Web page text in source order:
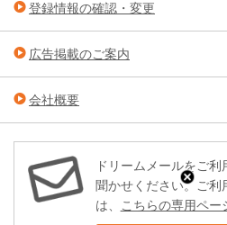
登録情報の確認・変更
広告掲載のご案内
会社概要
ドリームメールをご
聞かせください。ご
は、 こちらの専用ペー